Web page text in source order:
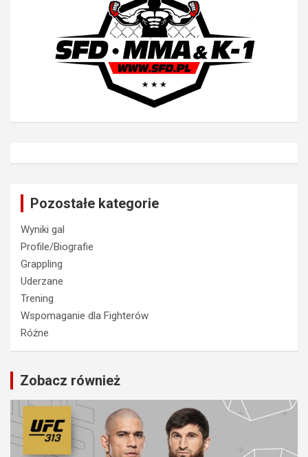
Pozostałe kategorie
Wyniki gal
Profile/Biografie
Grappling
Uderzane
Trening
Wspomaganie dla Fighterów
Różne
Zobacz również